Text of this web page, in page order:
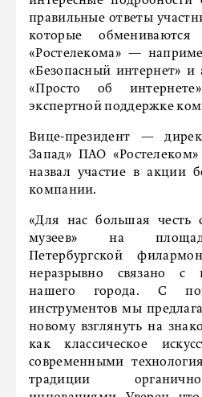
правильные ответы
которые
«Ростелекома» —
«Безопасный интернет» и
«Просто об
экспертной поддержке
Вице-президент —
Запад» ПАО
назвал участие в акции
компании.
«Для нас большая честь
музеев» на
Петербургской
неразрывно связано с
нашего города. С
инструментов мы
новому взглянуть на
как классическое
современными
традиции